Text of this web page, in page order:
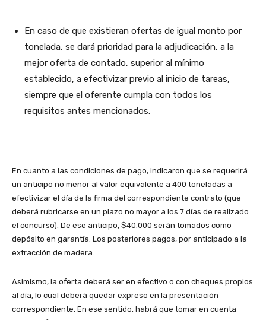
En caso de que existieran ofertas de igual monto por
tonelada, se dará prioridad para la adjudicación, a la
mejor oferta de contado, superior al mínimo
establecido, a efectivizar previo al inicio de tareas,
siempre que el oferente cumpla con todos los
requisitos antes mencionados.
En cuanto a las condiciones de pago, indicaron que se requerirá
un anticipo no menor al valor equivalente a 400 toneladas a
efectivizar el día de la firma del correspondiente contrato (que
deberá rubricarse en un plazo no mayor a los 7 días de realizado
el concurso). De ese anticipo, $40.000 serán tomados como
depósito en garantía. Los posteriores pagos, por anticipado a la
extracción de madera.
Asimismo, la oferta deberá ser en efectivo o con cheques propios
al día, lo cual deberá quedar expreso en la presentación
correspondiente. En ese sentido, habrá que tomar en cuenta